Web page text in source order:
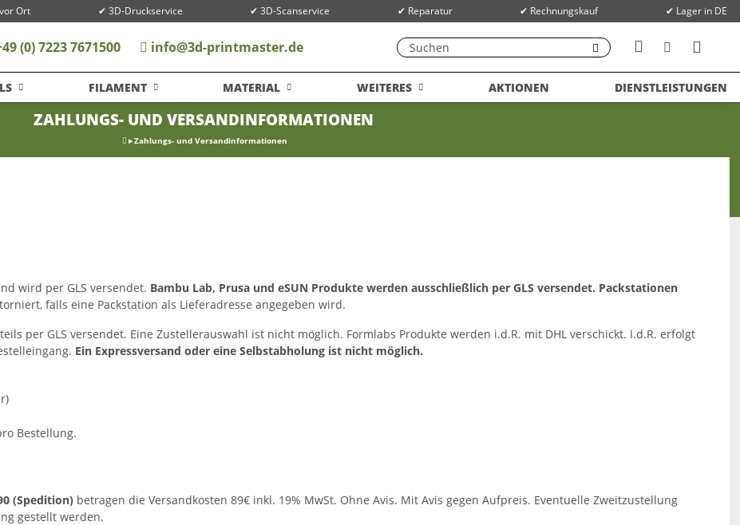
Ort ✔ 3D-Druckservice ✔ 3D-Scanservice ✔ Reparatur ✔ Rechnungskauf ✔ Lager in DE
(0) 7223 7671500 info@3d-printmaster.de
FILAMENT MATERIAL WEITERES AKTIONEN DIENSTLEISTUNGEN
ZAHLUNGS- UND VERSANDINFORMATIONEN
Zahlungs- und Versandinformationen
wird per GLS versendet. Bambu Lab, Prusa und eSUN Produkte werden ausschließlich per GLS versendet. Packstationen
falls eine Packstation als Lieferadresse angegeben wird.
per GLS versendet. Eine Zustellerauswahl ist nicht möglich. Formlabs Produkte werden i.d.R. mit DHL verschickt. I.d.R. erfolgt
Ein Expressversand oder eine Selbstabholung ist nicht möglich.
Bestellung.
(Spedition) betragen die Versandkosten 89€ inkl. 19% MwSt. Ohne Avis. Mit Avis gegen Aufpreis. Eventuelle Zweitzustellung
gestellt werden.